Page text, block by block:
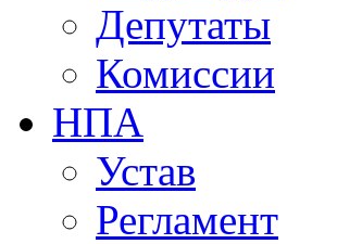
Депутаты
Комиссии
НПА
Устав
Регламент